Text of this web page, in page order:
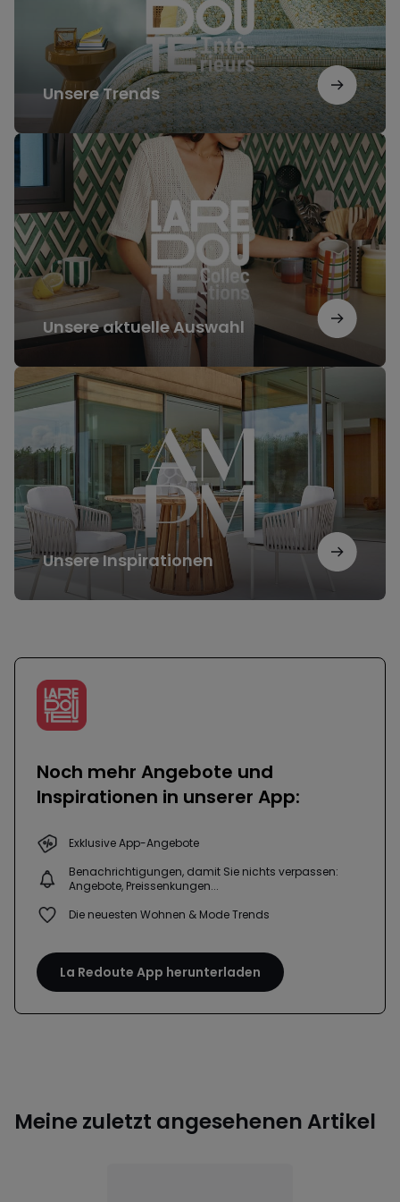
Unsere Trends
Unsere aktuelle Auswahl
Unsere
aktuelle
Auswahl
Unsere Inspirationen
Unsere
Inspirationen
Noch mehr Angebote und
Inspirationen in unserer App:
Exklusive App-Angebote
Benachrichtigungen, damit Sie nichts verpassen:
Angebote, Preissenkungen...
Die neuesten Wohnen & Mode Trends
La Redoute App herunterladen
Meine zuletzt angesehenen Artikel